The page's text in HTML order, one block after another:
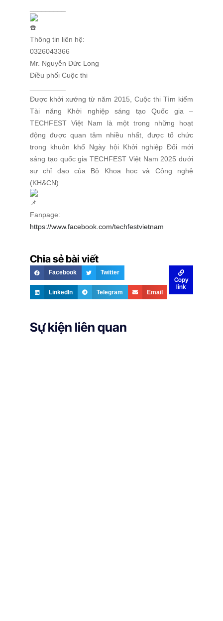
Thông tin liên hệ:
0326043366
Mr. Nguyễn Đức Long
Điều phối Cuộc thi
Được khởi xướng từ năm 2015, Cuộc thi Tìm kiếm
Tài năng Khởi nghiệp sáng tạo Quốc gia –
TECHFEST Việt Nam là một trong những hoạt
động được quan tâm nhiều nhất, được tổ chức
trong khuôn khổ Ngày hội Khởi nghiệp Đổi mới
sáng tạo quốc gia TECHFEST Việt Nam 2025 dưới
sự chỉ đạo của Bộ Khoa học và Công nghệ
(KH&CN).
Fanpage:
https://www.facebook.com/techfestvietnam
Chia sẻ bài viết
Facebook Twitter
LinkedIn Telegram Email
Copy
link
Sự kiện liên quan